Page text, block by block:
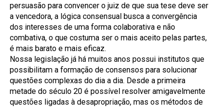
persuasão para convencer o juiz de que sua tese deve ser
a vencedora, a lógica consensual busca a convergência
dos interesses de uma forma colaborativa e não
combativa, o que costuma ser o mais aceito pelas partes,
é mais barato e mais eficaz.
Nossa legislação já há muitos anos possui institutos que
possibilitam a formação de consensos para solucionar
questões complexas do dia a dia. Desde a primeira
metade do século 20 é possível resolver amigavelmente
questões ligadas à desapropriação, mas os métodos de